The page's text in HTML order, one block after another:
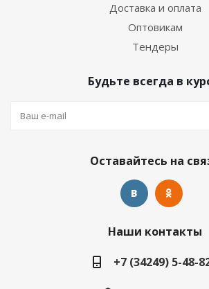
Доставка и оплата
Оптовикам
Тендеры
Будьте всегда в
Оставайтесь на
Наши контакты
+7 (34249) 5-48-